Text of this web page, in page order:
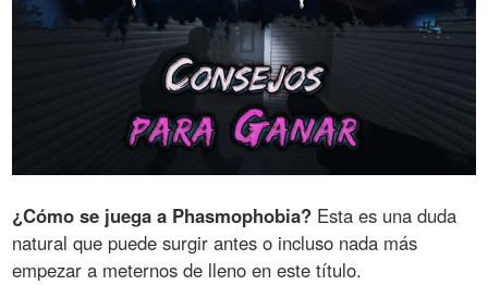
¿Cómo se juega a Phasmophobia? Esta es una duda
natural que puede surgir antes o incluso nada más
empezar a meternos de lleno en este título.